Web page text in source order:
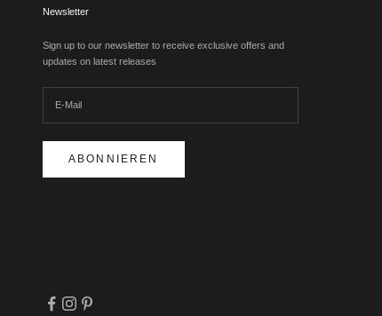
Newsletter
Sign up to our newsletter to receive exclusive offers and
updates on latest releases
ABONNIEREN